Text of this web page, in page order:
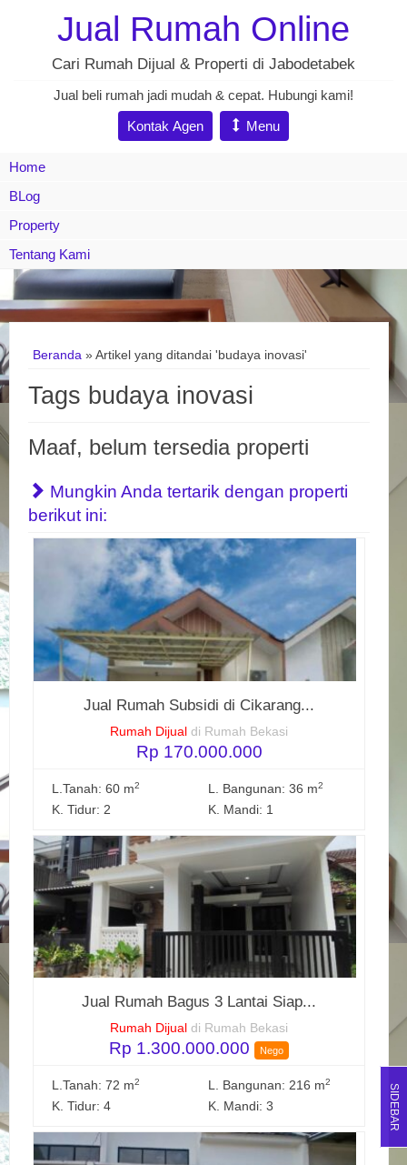
Jual Rumah Online
Cari Rumah Dijual & Properti di Jabodetabek
Jual beli rumah jadi mudah & cepat. Hubungi kami!
Kontak Agen
Menu
Home
BLog
Property
Tentang Kami
Beranda »Artikel yang ditandai 'budaya inovasi'
Tags budaya inovasi
Maaf, belum tersedia properti
Mungkin Anda tertarik dengan properti
berikut ini:
Jual Rumah Subsidi di Cikarang...
Rumah Dijual di Rumah Bekasi
Rp 170.000.000
L.Tanah: 60 m2 L. Bangunan: 36 m2
K. Tidur: 2 K. Mandi: 1
Jual Rumah Bagus 3 Lantai Siap...
Rumah Dijual di Rumah Bekasi
Rp 1.300.000.000 Nego
L.Tanah: 72 m2 L. Bangunan: 216 m2
K. Tidur: 4 K. Mandi: 3 SIDEBAR